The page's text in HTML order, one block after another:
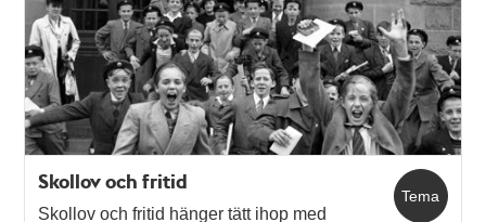
Tema
Skollov och fritid
Skollov och fritid hänger tätt ihop med